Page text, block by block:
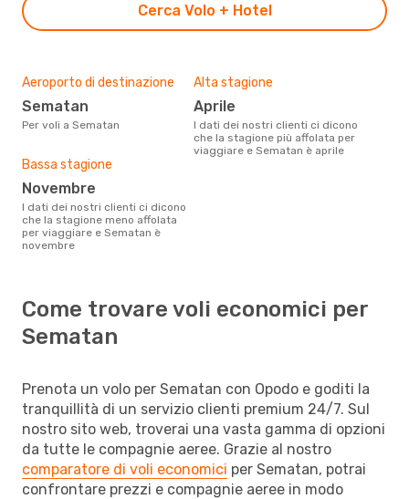
Cerca Volo + Hotel
Aeroporto di destinazione
Sematan
Per voli a Sematan
Alta stagione
aprile
I dati dei nostri clienti ci dicono
che la stagione più affolata per
viaggiare e Sematan è aprile
Bassa stagione
novembre
I dati dei nostri clienti ci dicono
che la stagione meno affolata
per viaggiare e Sematan è
novembre
Come trovare voli economici per
Sematan
Prenota un volo per Sematan con Opodo e goditi la
tranquillità di un servizio clienti premium 24/7. Sul
nostro sito web, troverai una vasta gamma di opzioni
da tutte le compagnie aeree. Grazie al nostro
comparatore di voli economici per Sematan, potrai
confrontare prezzi e compagnie aeree in modo